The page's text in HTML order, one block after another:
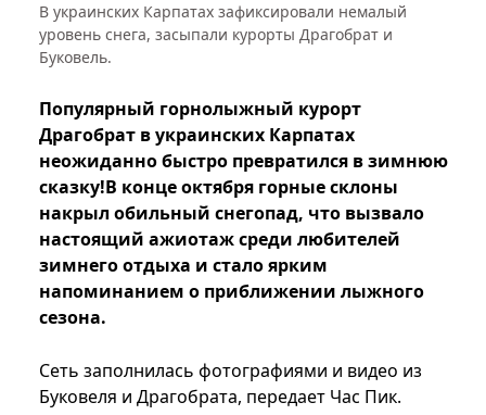
В украинских Карпатах зафиксировали немалый
уровень снега, засыпали курорты Драгобрат и
Буковель.
Популярный горнолыжный курорт
Драгобрат в украинских Карпатах
неожиданно быстро превратился в зимнюю
сказку!В конце октября горные склоны
накрыл обильный снегопад, что вызвало
настоящий ажиотаж среди любителей
зимнего отдыха и стало ярким
напоминанием о приближении лыжного
сезона.
Сеть заполнилась фотографиями и видео из
Буковеля и Драгобрата, передает Час Пик.